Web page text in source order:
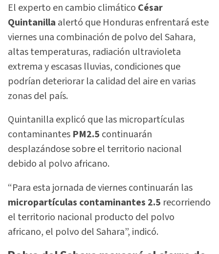
El experto en cambio climático César
Quintanilla alertó que Honduras enfrentará este
viernes una combinación de polvo del Sahara,
altas temperaturas, radiación ultravioleta
extrema y escasas lluvias, condiciones que
podrían deteriorar la calidad del aire en varias
zonas del país.
Quintanilla explicó que las micropartículas
contaminantes PM2.5 continuarán
desplazándose sobre el territorio nacional
debido al polvo africano.
“Para esta jornada de viernes continuarán las
micropartículas contaminantes 2.5 recorriendo
el territorio nacional producto del polvo
africano, el polvo del Sahara”, indicó.